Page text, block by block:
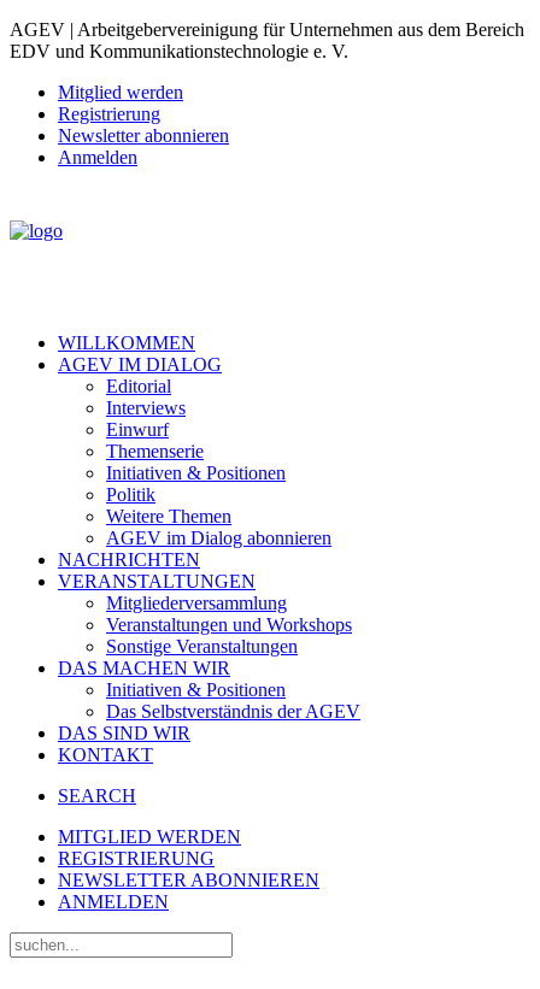
AGEV | Arbeitgebervereinigung für Unternehmen aus dem Bereich
EDV und Kommunikationstechnologie e. V.
Mitglied werden
Registrierung
Newsletter abonnieren
Anmelden
WILLKOMMEN
AGEV IM DIALOG
Editorial
Interviews
Einwurf
Themenserie
Initiativen & Positionen
Politik
Weitere Themen
AGEV im Dialog abonnieren
NACHRICHTEN
VERANSTALTUNGEN
Mitgliederversammlung
Veranstaltungen und Workshops
Sonstige Veranstaltungen
DAS MACHEN WIR
Initiativen & Positionen
Das Selbstverständnis der AGEV
DAS SIND WIR
KONTAKT
SEARCH
MITGLIED WERDEN
REGISTRIERUNG
NEWSLETTER ABONNIEREN
ANMELDEN